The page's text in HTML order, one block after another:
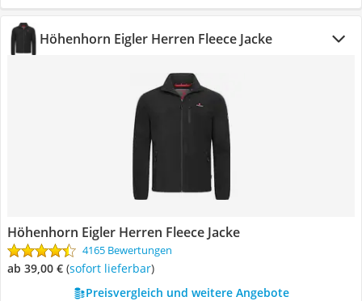
Höhenhorn Eigler Herren Fleece Jacke
Höhenhorn Eigler Herren Fleece Jacke
4165 Bewertungen
ab 39,00 € ( Sofort lieferbar)
Preisvergleich und weitere Angebote